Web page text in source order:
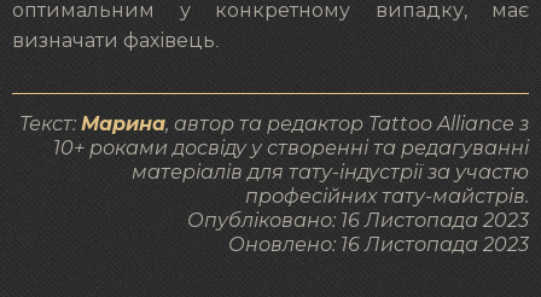
оптимальним у конкретному випадку, має
визначати фахівець.
Текст: Марина, автор та редактор Tattoo Alliance з
10+ роками досвіду у створенні та редагуванні
матеріалів для тату-індустрії за участю
професійних тату-майстрів.
Опубліковано: 16 Листопада 2023
Оновлено:16 Листопада 2023